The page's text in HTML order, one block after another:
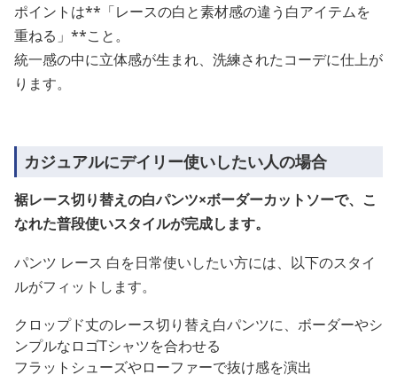
ポイントは**「レースの白と素材感の違う白アイテムを
重ねる」**こと。
統一感の中に立体感が生まれ、洗練されたコーデに仕上が
ります。
カジュアルにデイリー使いしたい人の場合
裾レース切り替えの白パンツ×ボーダーカットソーで、こ
なれた普段使いスタイルが完成します。
パンツ レース 白を日常使いしたい方には、以下のスタイ
ルがフィットします。
クロップド丈のレース切り替え白パンツに、ボーダーやシ
ンプルなロゴTシャツを合わせる
フラットシューズやローファーで抜け感を演出